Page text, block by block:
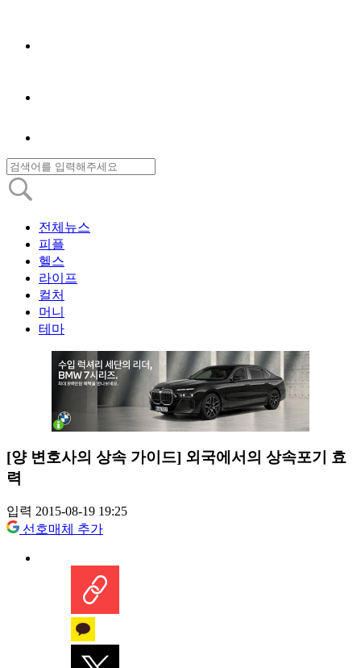
전체뉴스
피플
헬스
라이프
컬처
머니
테마
[양 변호사의 상속 가이드] 외국에서의 상속포기 효
력
입력 2015-08-19 19:25
선호매체 추가